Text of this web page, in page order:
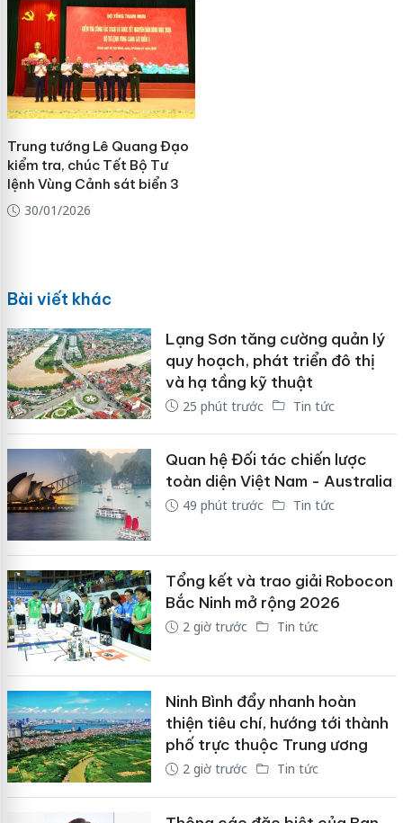
Trung tướng Lê Quang Đạo
kiểm tra, chúc Tết Bộ Tư
lệnh Vùng Cảnh sát biển 3
30/01/2026
Bài viết khác
Lạng Sơn tăng cường quản lý
quy hoạch, phát triển đô thị
và hạ tầng kỹ thuật
25 phút trước Tin tức
Quan hệ Đối tác chiến lược
toàn diện Việt Nam - Australia
49 phút trước Tin tức
Tổng kết và trao giải Robocon
Bắc Ninh mở rộng 2026
2 giờ trước Tin tức
Ninh Bình đẩy nhanh hoàn
thiện tiêu chí, hướng tới thành
phố trực thuộc Trung ương
2 giờ trước Tin tức